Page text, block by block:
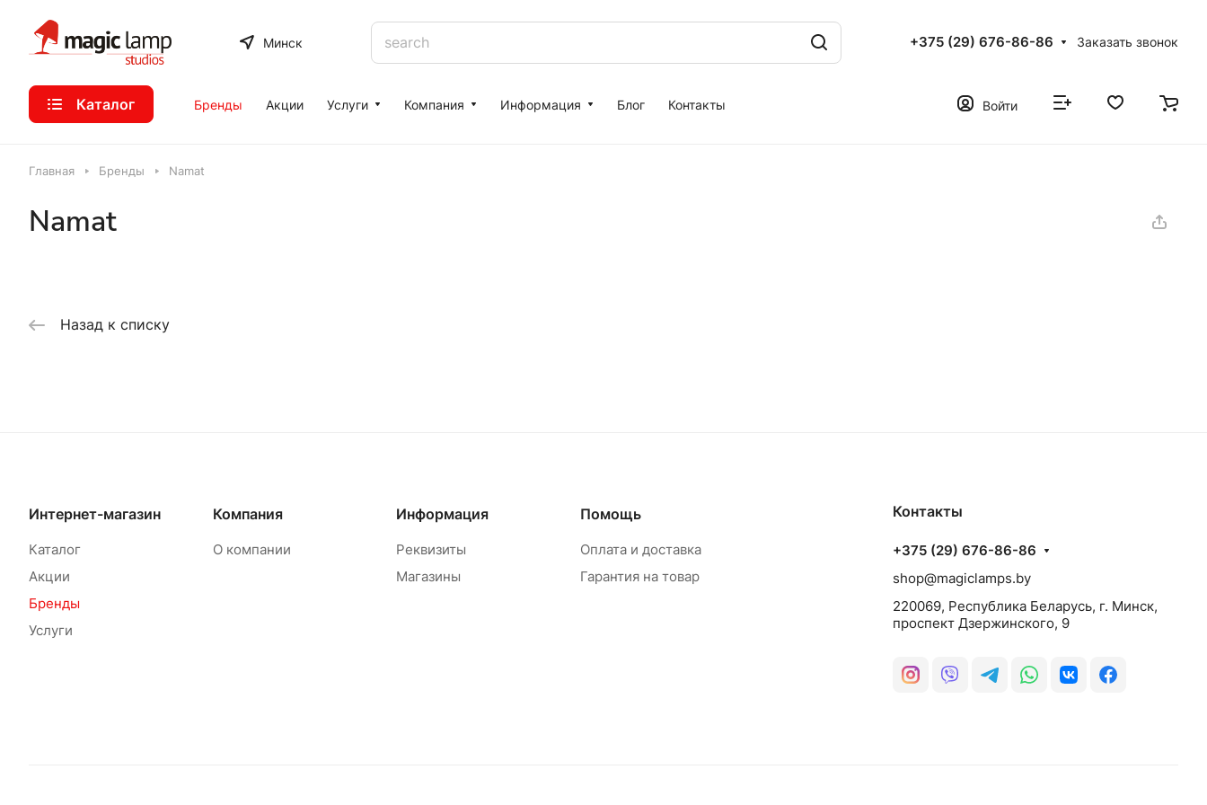
Минск +375 (29) 676-86-86 Заказать звонок
Каталог Бренды Акции Услуги Компания Информация Блог Контакты Войти
Главная Бренды Namat
Namat
Назад к списку
Интернет-магазин
Каталог
Акции
Бренды
Услуги
Компания
О компании
Информация
Реквизиты
Магазины
Помощь
Оплата и доставка
Гарантия на товар
Контакты
+375 (29) 676-86-86
shop@magiclamps.by
220069, Республика Беларусь, г. Минск,
проспект Дзержинского, 9